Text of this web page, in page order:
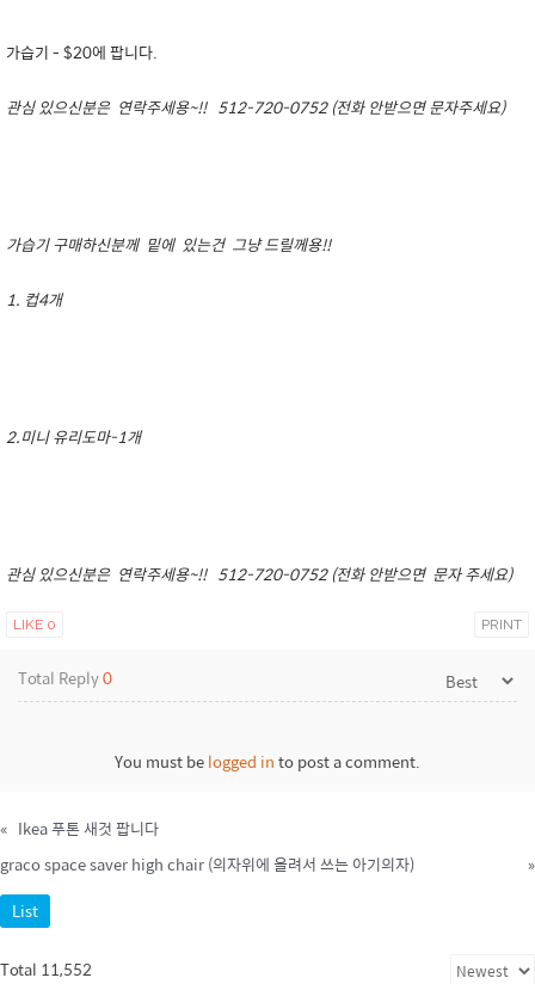
가습기 - $20에 팝니다.
관심 있으신분은 연락주세용~!! 512-720-0752 (전화 안받으면 문자주세요)
가습기 구매하신분께 밑에 있는건 그냥 드릴께용!!
1. 컵4개
2.미니 유리도마-1개
관심 있으신분은 연락주세용~!! 512-720-0752 (전화 안받으면 문자 주세요)
LIKE 0 PRINT
Total Reply0
You must belogged into post a comment.
« Ikea 푸톤 새것 팝니다
graco space saver high chair (의자위에 올려서 쓰는 아기의자)
»
List
Total 11,552